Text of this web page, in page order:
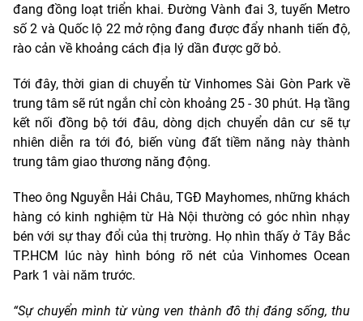
đang đồng loạt triển khai. Đường Vành đai 3, tuyến Metro
số 2 và Quốc lộ 22 mở rộng đang được đẩy nhanh tiến độ,
rào cản về khoảng cách địa lý dần được gỡ bỏ.
Tới đây, thời gian di chuyển từ Vinhomes Sài Gòn Park về
trung tâm sẽ rút ngắn chỉ còn khoảng 25 - 30 phút. Hạ tầng
kết nối đồng bộ tới đâu, dòng dịch chuyển dân cư sẽ tự
nhiên diễn ra tới đó, biến vùng đất tiềm năng này thành
trung tâm giao thương năng động.
Theo ông Nguyễn Hải Châu, TGĐ Mayhomes, những khách
hàng có kinh nghiệm từ Hà Nội thường có góc nhìn nhạy
bén với sự thay đổi của thị trường. Họ nhìn thấy ở Tây Bắc
TP.HCM lúc này hình bóng rõ nét của Vinhomes Ocean
Park 1 vài năm trước.
“Sự chuyển mình từ vùng ven thành đô thị đáng sống, thu